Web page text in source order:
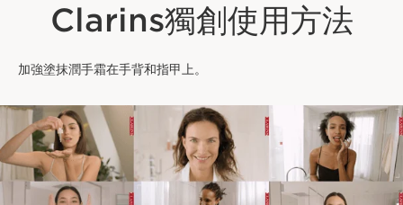
Clarins獨創使用方法
加強塗抹潤手霜在手背和指甲上。